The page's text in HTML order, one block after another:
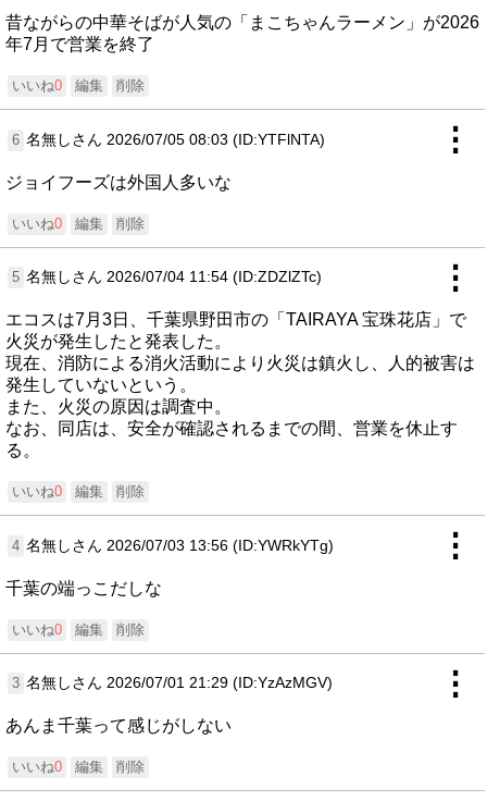
昔ながらの中華そばが人気の「まこちゃんラーメン」が2026
年7月で営業を終了
いいね0 編集 削除
6 名無しさん 2026/07/05 08:03 (ID:YTFlNTA) ⋮
ジョイフーズは外国人多いな
いいね0 編集 削除
5 名無しさん 2026/07/04 11:54 (ID:ZDZlZTc) ⋮
エコスは7月3日、千葉県野田市の「TAIRAYA 宝珠花店」で
火災が発生したと発表した。
現在、消防による消火活動により火災は鎮火し、人的被害は
発生していないという。
また、火災の原因は調査中。
なお、同店は、安全が確認されるまでの間、営業を休止す
る。
いいね0 編集 削除
4 名無しさん 2026/07/03 13:56 (ID:YWRkYTg) ⋮
千葉の端っこだしな
いいね0 編集 削除
3 名無しさん 2026/07/01 21:29 (ID:YzAzMGV) ⋮
あんま千葉って感じがしない
いいね0 編集 削除